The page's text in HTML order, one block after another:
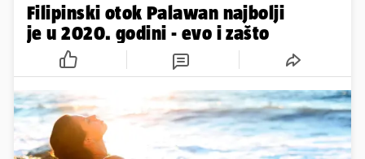
Filipinski otok Palawan najbolji
je u 2020. godini - evo i zašto